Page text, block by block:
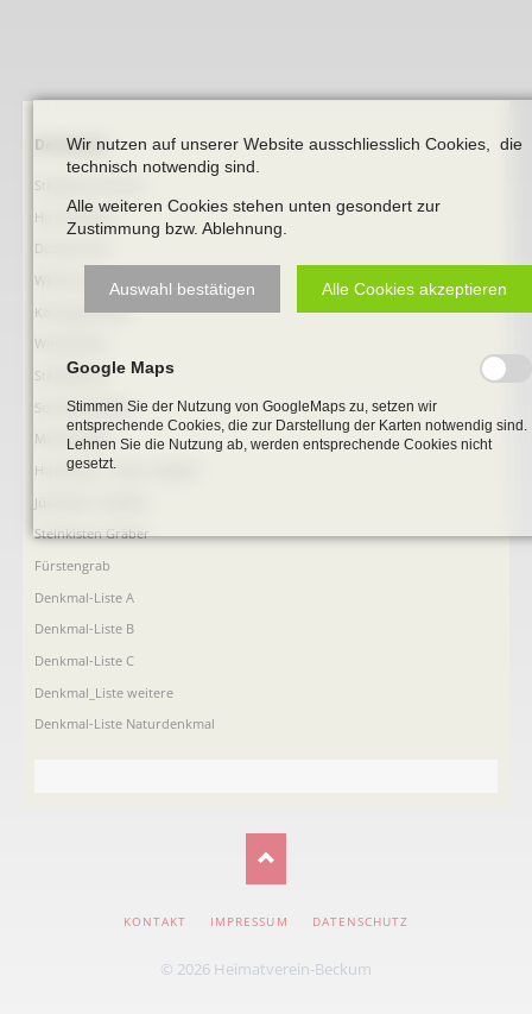
Navigation
überspringen
Denkmale
Stephanus-Kirche
Hist. Rathaus
Domitorium
Wehrturm
Köttings Mühle
Windmühle
Ständehaus
Schmiede Galen
Mariensäule
Hochkreuz - Alter Friedhof
Jüdischer Friedhof
Steinkisten Gräber
Fürstengrab
Denkmal-Liste A
Denkmal-Liste B
Denkmal-Liste C
Denkmal_Liste weitere
Denkmal-Liste Naturdenkmal
KONTAKT IMPRESSUM DATENSCHUTZ
© 2026 Heimatverein-Beckum
Wir nutzen auf unserer Website ausschliesslich Cookies, die
technisch notwendig sind.
Alle weiteren Cookies stehen unten gesondert zur
Zustimmung bzw. Ablehnung.
Auswahl bestätigen Alle Cookies akzeptieren
Google Maps
Stimmen Sie der Nutzung von GoogleMaps zu, setzen wir
entsprechende Cookies, die zur Darstellung der Karten notwendig sind.
Lehnen Sie die Nutzung ab, werden entsprechende Cookies nicht
gesetzt.